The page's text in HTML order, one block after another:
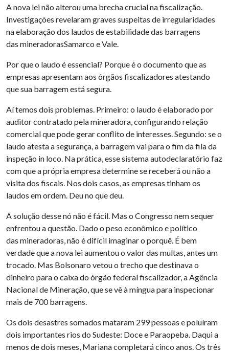
A nova lei não alterou uma brecha crucial na fiscalização.
Investigações revelaram graves suspeitas de irregularidades
na elaboração dos laudos de estabilidade das barragens
das mineradorasSamarco e Vale.
Por que o laudo é essencial? Porque é o documento que as
empresas apresentam aos órgãos fiscalizadores atestando
que sua barragem está segura.
Aí temos dois problemas. Primeiro: o laudo é elaborado por
auditor contratado pela mineradora, configurando relação
comercial que pode gerar conflito de interesses. Segundo: se o
laudo atesta a segurança, a barragem vai para o fim da fila da
inspeção in loco. Na prática, esse sistema autodeclaratório faz
com que a própria empresa determine se receberá ou não a
visita dos fiscais. Nos dois casos, as empresas tinham os
laudos em ordem. Deu no que deu.
A solução desse nó não é fácil. Mas o Congresso nem sequer
enfrentou a questão. Dado o peso econômico e político
das mineradoras, não é difícil imaginar o porquê. É bem
verdade que a nova lei aumentou o valor das multas, antes um
trocado. Mas Bolsonaro vetou o trecho que destinava o
dinheiro para o caixa do órgão federal fiscalizador, a Agência
Nacional de Mineração, que se vê à míngua para inspecionar
mais de 700 barragens.
Os dois desastres somados mataram 299 pessoas e poluíram
dois importantes rios do Sudeste: Doce e Paraopeba. Daqui a
menos de dois meses, Mariana completará cinco anos. Os três